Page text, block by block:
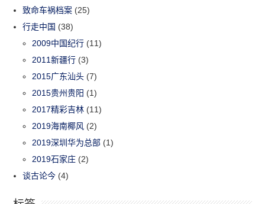
致命车祸档案 (25)
行走中国 (38)
2009中国纪行 (11)
2011新疆行 (3)
2015广东汕头 (7)
2015贵州贵阳 (1)
2017精彩吉林 (11)
2019海南椰风 (2)
2019深圳华为总部 (1)
2019石家庄 (2)
谈古论今 (4)